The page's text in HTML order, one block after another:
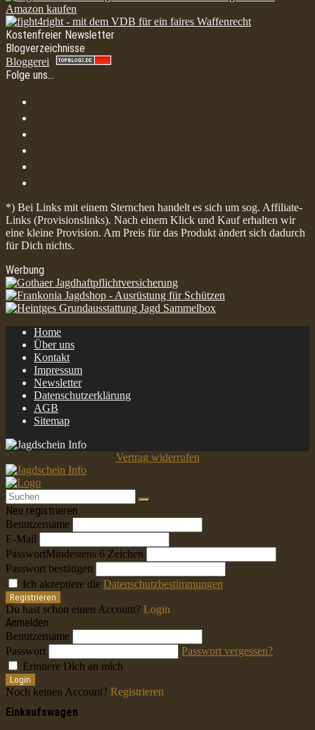
Kostenfreier Newsletter
Blogverzeichnisse
Bloggerei
Folge uns…
*) Bei Links mit einem Sternchen handelt es sich um sog. Affiliate-
Links (Provisionslinks). Nach einem Klick und Kauf erhalten wir
eine kleine Provision. Am Preis für das Produkt ändert sich dadurch
für Dich nichts.
Werbung
Home
Über uns
Kontakt
Impressum
Newsletter
Datenschutzerklärung
AGB
Sitemap
Vertrag widerrufen
Neu registrieren
Benutzername
E-Mail
PasswortMindestens 6 Zeichen
Passwort bestätigen
Ich akzeptiere die Datenschutzbestimmungen
Registrieren
Du hast schon einen Account? Login
Anmelden
Benutzername
Passwort
Passwort vergessen?
Erinnere Dich an mich
Login
Noch keinen Account? Registrieren
Einkaufswagen